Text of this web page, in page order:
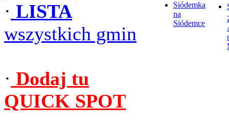
· LISTA
wszystkich gmin
· Dodaj tu
QUICK SPOT
Siódemka
na
Siódemce